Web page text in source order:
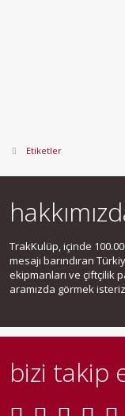
Etiketler
TrakKulüp, içinde
mesajı barındıran
ekipmanları ve çiftçilik
aramızda görmek
bizi takip